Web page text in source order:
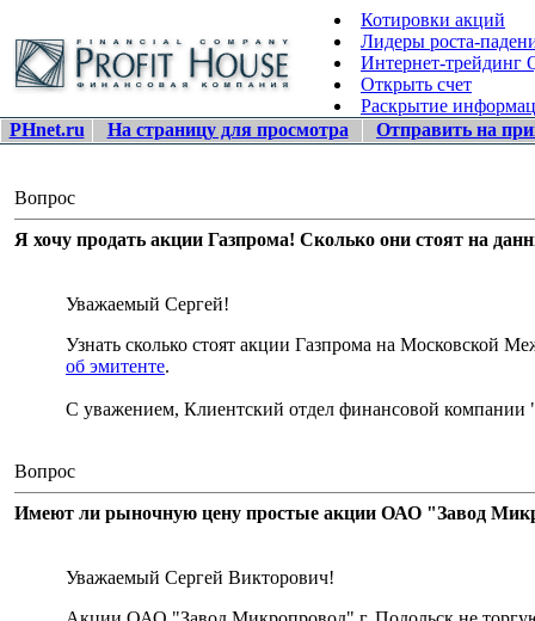
Котировки акций
Лидеры роста-
Интернет-трейдинг
Открыть счет
Раскрытие
PHnet.ru
На страницу для просмотра Отправить на
Вопрос
Я хочу продать акции Газпрома! Сколько они стоят на
Уважаемый Сергей!
Узнать сколько стоят акции Газпрома на
об эмитенте.
С уважением, Клиентский отдел финансовой
Вопрос
Имеют ли рыночную цену простые акции ОАО "Завод
Уважаемый Сергей Викторович!